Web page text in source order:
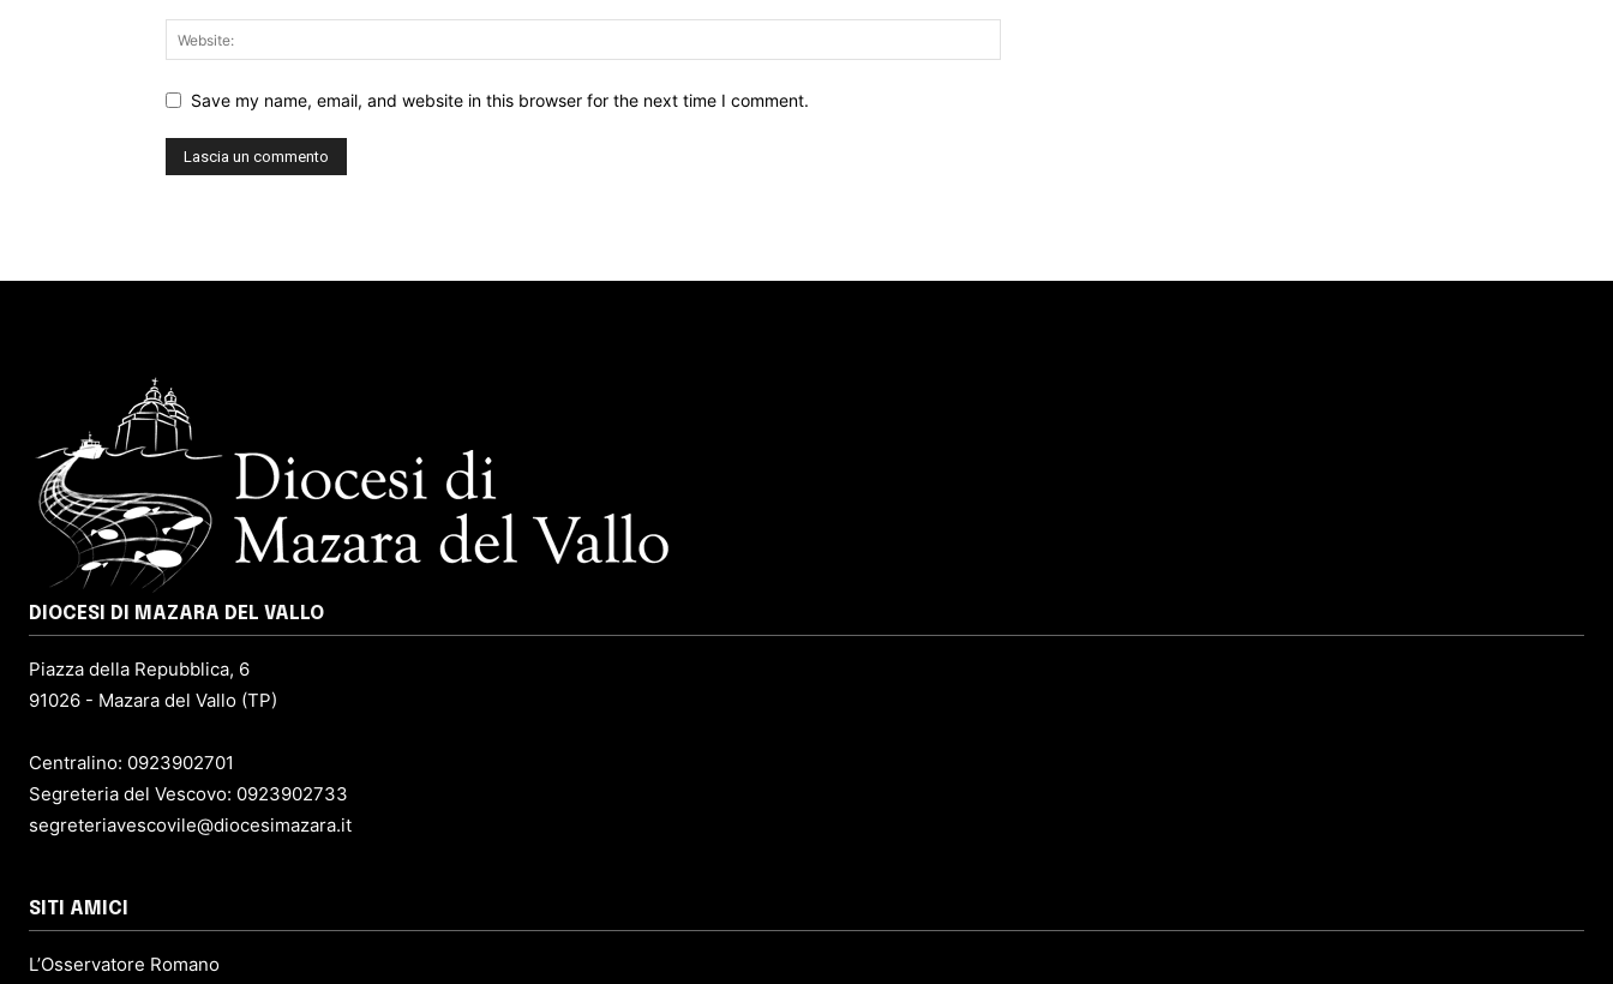
Save my name, email, and website in this browser for the next time I comment.
DIOCESI DI MAZARA DEL VALLO
Piazza della Repubblica, 6
91026 - Mazara del Vallo (TP)
Centralino: 0923902701
Segreteria del Vescovo: 0923902733
segreteriavescovile@diocesimazara.it
SITI AMICI
L’Osservatore Romano